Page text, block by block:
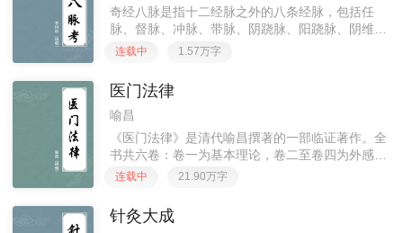
奇经八脉是指十二经脉之外的八条经脉，包括任
脉、督脉、冲脉、带脉、阴跷脉、阳跷脉、阴维
脉、阳维脉。奇者，异也。因其异于十二正经，故
生理功能，主要是对十二经脉
连载中 1.57万字
医门法律
喻昌
《医门法律》是清代喻昌撰著的一部临证著作。全
书共六卷：卷一为基本理论，卷二至卷四为外感病
卷五卷六为内科杂病。共设中寒门、中风门、热温
门、关格门、消渴门、虚劳
连载中 21.90万字
针灸大成